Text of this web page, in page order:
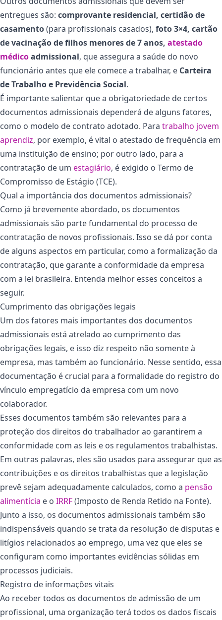
entregues são: comprovante residencial, certidão de
casamento(para profissionais casados), foto 3×4, cartão
de vacinação de filhos menores de 7 anos, atestado
médicoadmissional, que assegura a saúde do novo
funcionário antes que ele comece a trabalhar, e Carteira
de Trabalho e Previdência Social.
É importante salientar que a obrigatoriedade de certos
documentos admissionais dependerá de alguns fatores,
como o modelo de contrato adotado. Para trabalho jovem
aprendiz, por exemplo, é vital o atestado de frequência em
uma instituição de ensino; por outro lado, para a
contratação de um estagiário, é exigido o Termo de
Compromisso de Estágio (TCE).
Qual a importância dos documentos admissionais?
Como já brevemente abordado, os documentos
admissionais são parte fundamental do processo de
contratação de novos profissionais. Isso se dá por conta
de alguns aspectos em particular, como a formalização da
contratação, que garante a conformidade da empresa
com a lei brasileira. Entenda melhor esses conceitos a
seguir.
Cumprimento das obrigações legais
Um dos fatores mais importantes dos documentos
admissionais está atrelado ao cumprimento das
obrigações legais, e isso diz respeito não somente à
empresa, mas também ao funcionário. Nesse sentido, essa
documentação é crucial para a formalidade do registro do
vínculo empregatício da empresa com um novo
colaborador.
Esses documentos também são relevantes para a
proteção dos direitos do trabalhador ao garantirem a
conformidade com as leis e os regulamentos trabalhistas.
Em outras palavras, eles são usados para assegurar que as
contribuições e os direitos trabalhistas que a legislação
prevê sejam adequadamente calculados, como a pensão
alimentícia e o IRRF(Imposto de Renda Retido na Fonte).
Junto a isso, os documentos admissionais também são
indispensáveis quando se trata da resolução de disputas e
litígios relacionados ao emprego, uma vez que eles se
configuram como importantes evidências sólidas em
processos judiciais.
Registro de informações vitais
Ao receber todos os documentos de admissão de um
profissional, uma organização terá todos os dados fiscais